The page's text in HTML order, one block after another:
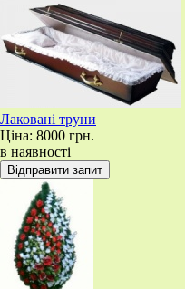
Лаковані труни
Ціна: 8000 грн.
в наявності